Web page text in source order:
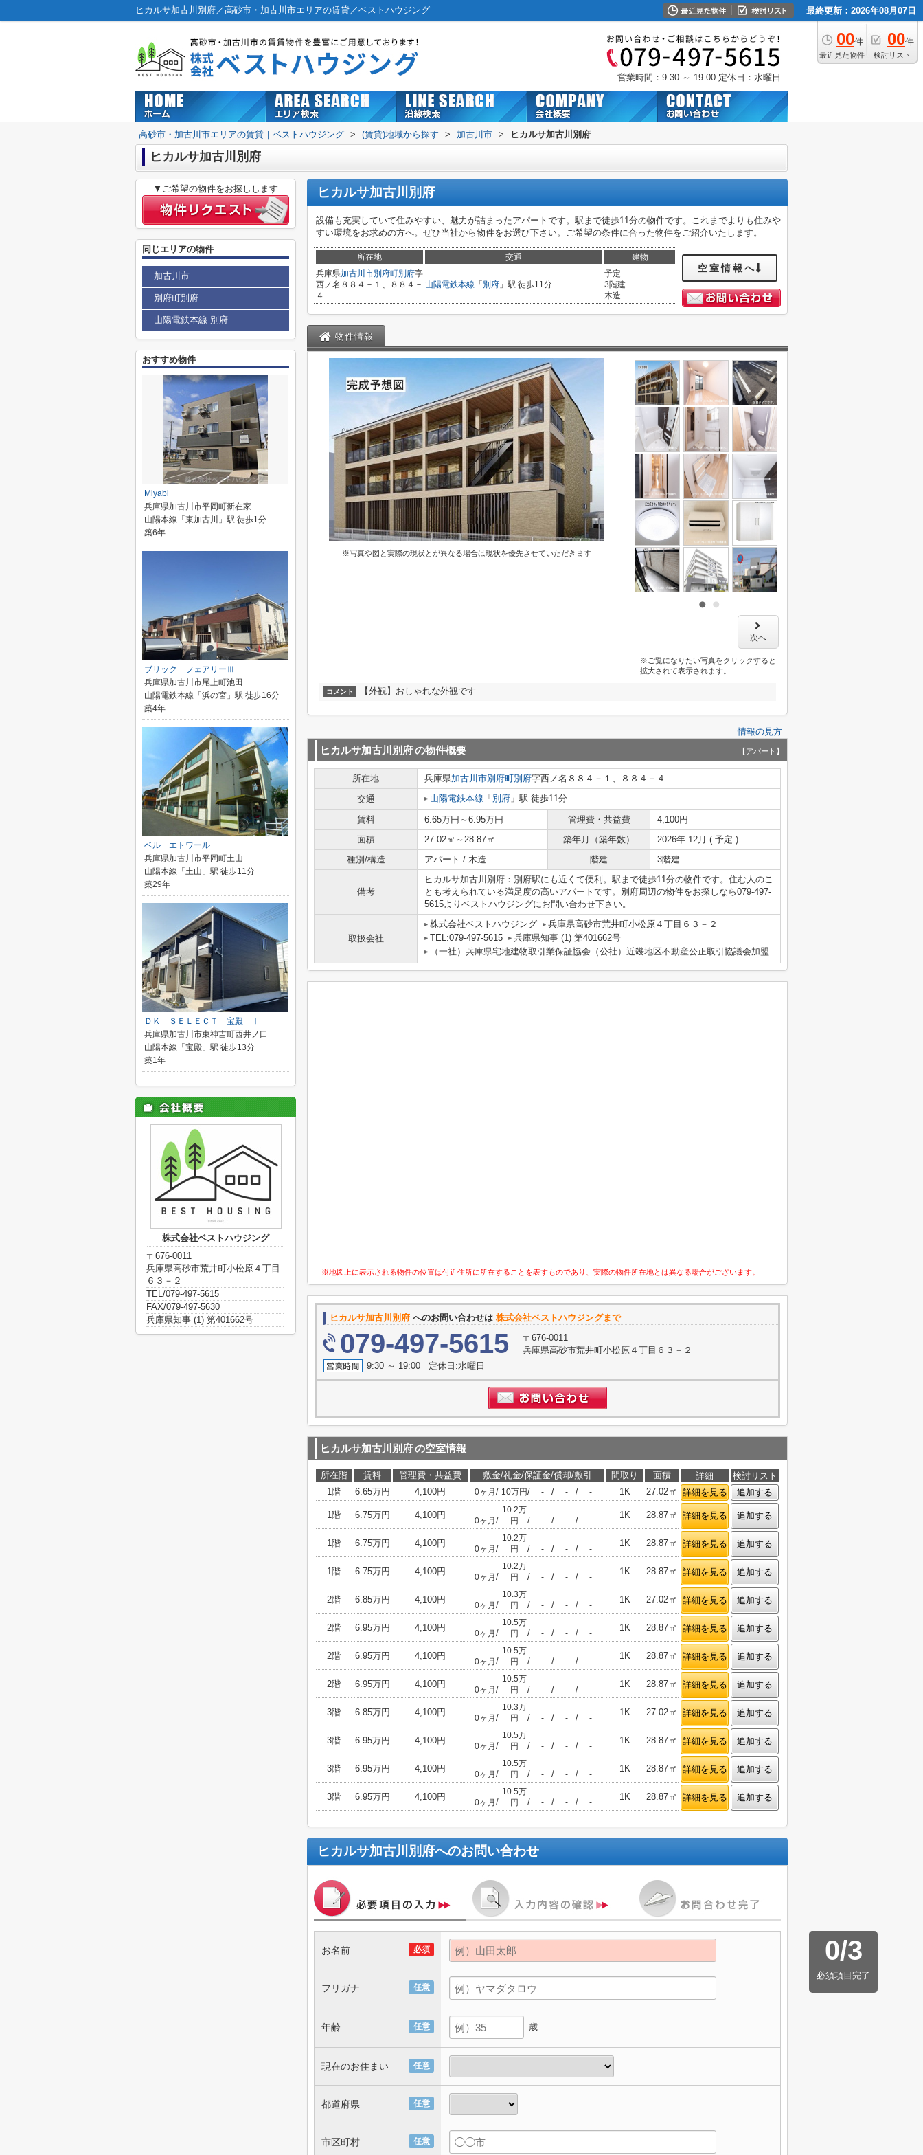
ヒカルサ加古川別府／高砂市・加古川市エリアの賃貸／ベストハウジング 最終更新：2026年08月07日
00件
最近見た物件
00件
検討リスト
営業時間：9:30 ～ 19:00 定休日：水曜日
高砂市・加古川市エリアの賃貸｜ベストハウジング > (賃貸)地域から探す > 加古川市 > ヒカルサ加古川別府
ヒカルサ加古川別府
ヒカルサ加古川別府
設備も充実していて住みやすい、魅力が詰まったアパートです。駅まで徒歩11分の物件です。これまでよりも住みや
すい環境をお求めの方へ。ぜひ当社から物件をお選び下さい。ご希望の条件に合った物件をご紹介いたします。
所在地 交通
建物
兵庫県加古川市別府町別府字
西ノ名８８４－１、８８４－
４
山陽電鉄本線 「 別府 」駅 徒歩11分
予定
3階建
木造
空室情報へ
物件情報
※写真や図と実際の現状とが異なる場合は現状を優先させていただきます
次へ
※ご覧になりたい写真をクリックすると
拡大されて表示されます。
コメント 【外観】おしゃれな外観です
情報の見方
ヒカルサ加古川別府の物件概要 【アパート】
所在地 兵庫県加古川市別府町別府字西ノ名８８４－１、８８４－４
交通
山陽電鉄本線 「 別府 」駅 徒歩11分
賃料 6.65万円～6.95万円 管理費・共益費
4,100円
面積
27.02㎡～28.87㎡ 築年月（築年数）
2026年 12月 ( 予定 )
種別/構造
アパート / 木造 階建 3階建
備考
ヒカルサ加古川別府：別府駅にも近くて便利。駅まで徒歩11分の物件です。住む人のこ
とも考えられている満足度の高いアパートです。別府周辺の物件をお探しなら079-497-
5615よりベストハウジングにお問い合わせ下さい。
取扱会社
株式会社ベストハウジング
兵庫県高砂市荒井町小松原４丁目６３－２
TEL:079-497-5615
兵庫県知事 (1) 第401662号
（一社）兵庫県宅地建物取引業保証協会（公社）近畿地区不動産公正取引協議会加盟
※地図上に表示される物件の位置は付近住所に所在することを表すものであり、実際の物件所在地とは異なる場合がございます。
ヒカルサ加古川別府 へのお問い合わせは 株式会社ベストハウジングまで
079-497-5615
〒676-0011
兵庫県高砂市荒井町小松原４丁目６３－２
9:30 ～ 19:00 定休日:水曜日
ヒカルサ加古川別府の空室情報
所在階 賃料 管理費・共益費 敷金/礼金/保証金/償却/敷引 間取り 面積 詳細
検討リスト
1階
6.65万円 4,100円 0ヶ月 / 10万円/ - / - / - 1K 27.02㎡ 詳細を見る 追加する
1階 6.75万円 4,100円
0ヶ月 /
10.2万
円
/ - / - / -
1K 28.87㎡ 詳細を見る 追加する
1階 6.75万円 4,100円
0ヶ月 /
10.2万
円
/ - / - / -
1K 28.87㎡ 詳細を見る 追加する
1階 6.75万円 4,100円
0ヶ月 /
10.2万
円
/ - / - / -
1K 28.87㎡ 詳細を見る 追加する
2階 6.85万円 4,100円
0ヶ月 /
10.3万
円
/ - / - / -
1K 27.02㎡ 詳細を見る 追加する
2階 6.95万円 4,100円
0ヶ月 /
10.5万
円
/ - / - / -
1K 28.87㎡ 詳細を見る 追加する
2階 6.95万円 4,100円
0ヶ月 /
10.5万
円
/ - / - / -
1K 28.87㎡ 詳細を見る 追加する
2階 6.95万円 4,100円
0ヶ月 /
10.5万
円
/ - / - / -
1K 28.87㎡ 詳細を見る 追加する
3階 6.85万円 4,100円
0ヶ月 /
10.3万
円
/ - / - / -
1K 27.02㎡ 詳細を見る 追加する
3階 6.95万円 4,100円
0ヶ月 /
10.5万
円
/ - / - / -
1K 28.87㎡ 詳細を見る 追加する
3階 6.95万円 4,100円
0ヶ月 /
10.5万
円
/ - / - / -
1K 28.87㎡ 詳細を見る 追加する
3階 6.95万円 4,100円
0ヶ月 /
10.5万
円
/ - / - / -
1K 28.87㎡ 詳細を見る 追加する
ヒカルサ加古川別府へのお問い合わせ
0/3
必須項目完了
必須
お名前
任意
フリガナ
任意
年齢 歳
任意
現在のお住まい
任意
都道府県
任意
市区町村
▼ご希望の物件をお探しします
同じエリアの物件
加古川市
別府町別府
山陽電鉄本線 別府
おすすめ物件
Miyabi
兵庫県加古川市平岡町新在家
山陽本線「東加古川」駅 徒歩1分
築6年
ブリック フェアリーⅢ
兵庫県加古川市尾上町池田
山陽電鉄本線「浜の宮」駅 徒歩16分
築4年
ベル エトワール
兵庫県加古川市平岡町土山
山陽本線「土山」駅 徒歩11分
築29年
ＤＫ ＳＥＬＥＣＴ 宝殿 Ⅰ
兵庫県加古川市東神吉町西井ノ口
山陽本線「宝殿」駅 徒歩13分
築1年
株式会社ベストハウジング
〒676-0011
兵庫県高砂市荒井町小松原４丁目
６３－２
TEL/079-497-5615
FAX/079-497-5630
兵庫県知事 (1) 第401662号